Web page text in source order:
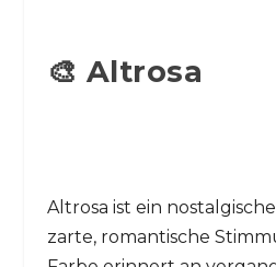
🎨 Altrosa
Altrosa ist ein
zarte, romantische